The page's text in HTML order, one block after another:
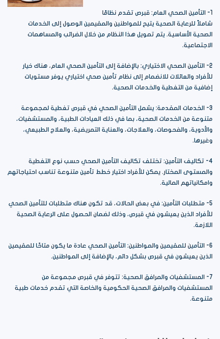
1- التأمين الصحي العام: قبرص تقدم نظامًا
شاملاً للرعاية الصحية يتيح للمواطنين والمقيمين الوصول إلى الخدمات
الصحية الأساسية. يتم تمويل هذا النظام من خلال الضرائب والمساهمات
الاجتماعية.
2- التأمين الصحي الاختياري: بالإضافة إلى التأمين الصحي العام، هناك خيار
للأفراد والعائلات للانضمام إلى نظام تأمين صحي اختياري يوفر مستويات
إضافية من التغطية والخدمات الصحية.
3- الخدمات المقدمة: يشمل التأمين الصحي في قبرص تغطية لمجموعة
متنوعة من الخدمات الصحية، بما في ذلك العيادات الطبية، والمستشفيات،
والأدوية، والفحوصات، والعلاجات، والعناية التمريضية، والعلاج الطبيعي،
وغيرها.
4- تكاليف التأمين: تختلف تكاليف التأمين الصحي حسب نوع التغطية
والمستوى المختار. يمكن للأفراد اختيار خطط تأمين متنوعة تناسب احتياجاتهم
وامكانياتهم المالية.
5- متطلبات التأمين: في بعض الحالات، قد تكون هناك متطلبات للتأمين الصحي
للأفراد الذين يعيشون في قبرص، وذلك لضمان الحصول على الرعاية الصحية
اللازمة.
6- التأمين للمقيمين والمواطنين: التأمين الصحي عادة ما يكون متاحًا للمقيمين
الذين يعيشون في قبرص بشكل دائم، بالإضافة إلى المواطنين.
7- المستشفيات والمرافق الصحية: تتوفر في قبرص مجموعة من
المستشفيات والمرافق الصحية الحكومية والخاصة التي تقدم خدمات طبية
متنوعة.